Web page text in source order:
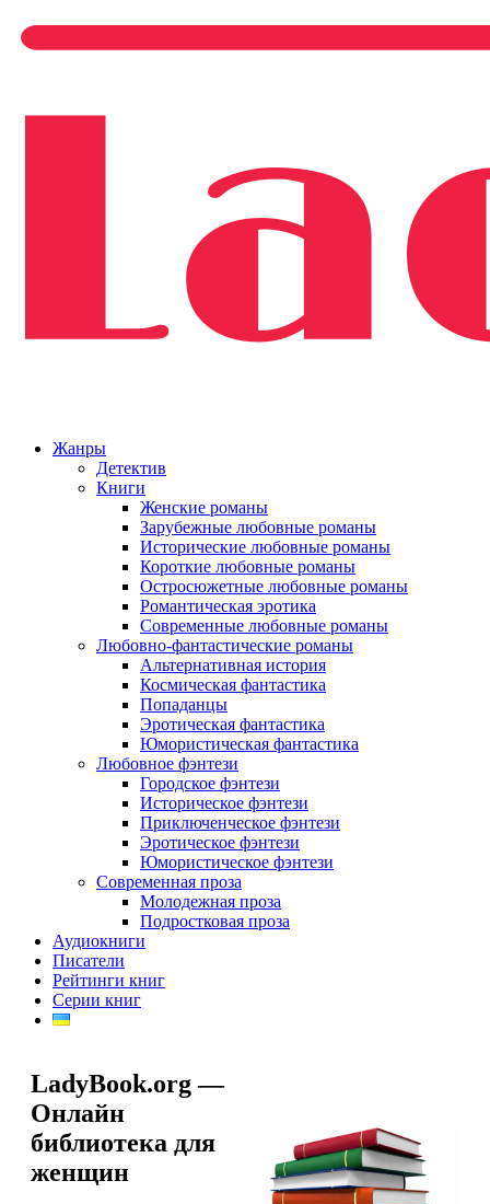
Жанры
Детектив
Книги
Женские романы
Зарубежные любовные романы
Исторические любовные романы
Короткие любовные романы
Остросюжетные любовные романы
Романтическая эротика
Современные любовные романы
Любовно-фантастические романы
Альтернативная история
Космическая фантастика
Попаданцы
Эротическая фантастика
Юмористическая фантастика
Любовное фэнтези
Городское фэнтези
Историческое фэнтези
Приключенческое фэнтези
Эротическое фэнтези
Юмористическое фэнтези
Современная проза
Молодежная проза
Подростковая проза
Аудиокниги
Писатели
Рейтинги книг
Серии книг
LadyBook.org —
Онлайн
библиотека для
женщин